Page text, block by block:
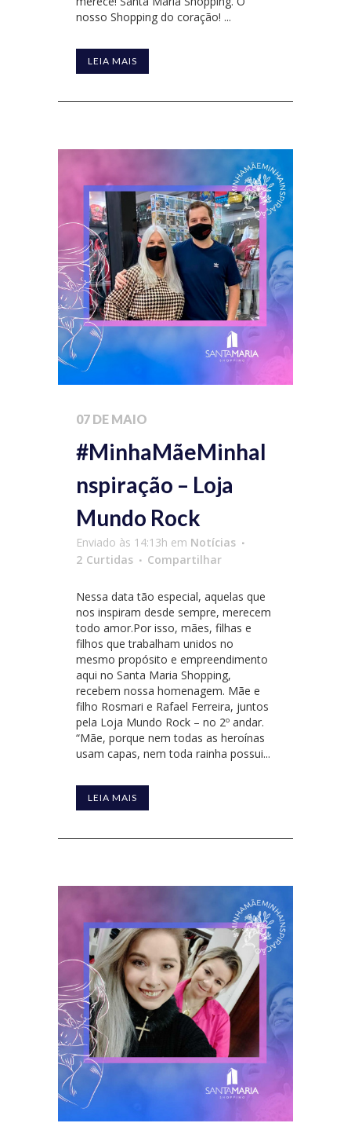
nosso Shopping do coração! ...
LEIA MAIS
07 DE MAIO
#MinhaMãeMinhaI
nspiração – Loja
Mundo Rock
Enviado às 14:13h em Notícias
2 Curtidas Compartilhar
Nessa data tão especial, aquelas que
nos inspiram desde sempre, merecem
todo amor.Por isso, mães, filhas e
filhos que trabalham unidos no
mesmo propósito e empreendimento
aqui no Santa Maria Shopping,
recebem nossa homenagem. Mãe e
filho Rosmari e Rafael Ferreira, juntos
pela Loja Mundo Rock – no 2º andar.
“Mãe, porque nem todas as heroínas
usam capas, nem toda rainha possui...
LEIA MAIS